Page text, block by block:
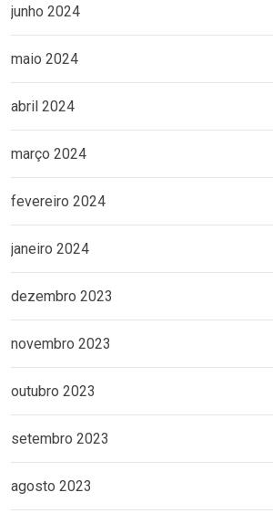
junho 2024
maio 2024
abril 2024
março 2024
fevereiro 2024
janeiro 2024
dezembro 2023
novembro 2023
outubro 2023
setembro 2023
agosto 2023